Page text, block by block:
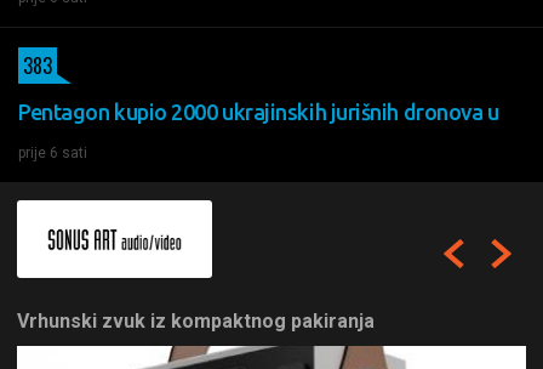
Pentagon kupio 2000 ukrajinskih jurišnih dronova u
prije 6 sati
383
Vrhunski zvuk iz kompaktnog pakiranja